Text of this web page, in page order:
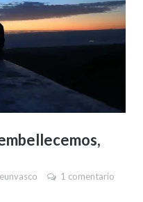
1 comentario